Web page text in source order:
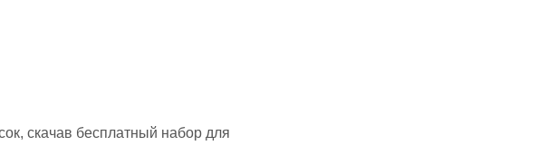
скачав бесплатный набор для